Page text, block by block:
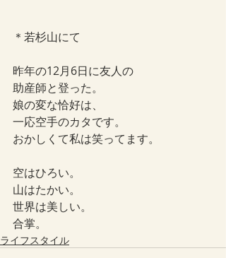
＊若杉山にて
昨年の12月6日に友人の
助産師と登った。
娘の変な恰好は、
一応空手のカタです。
おかしくて私は笑ってます。
空はひろい。
山はたかい。
世界は美しい。
合掌。
ライフスタイル